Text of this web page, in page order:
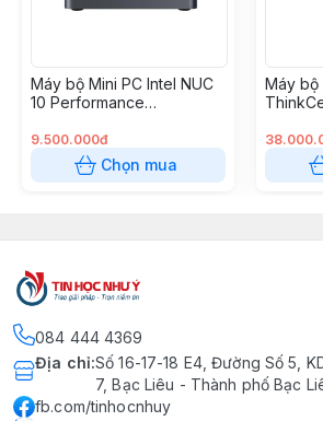
Máy bộ Mini PC Intel NUC
10 Performance
10110U/Intel Core UHD
Graphics/Wi-Fi
6+Bluetooth)
9.500.000đ
Chọn mua
Máy bộ
084 444 4369
Địa chỉ:Số 16-17-18 E4, Đường Số 5,
7, Bạc Liêu - Thành phố Bạc
fb.com/tinhocnhuy